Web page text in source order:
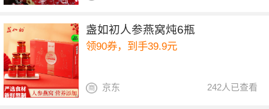
盏如初人参燕窝炖6瓶
领90券，到手39.9元
242人已查看
京东